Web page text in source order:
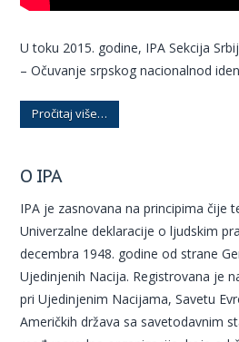
U toku 2015. godine, IPA Sekcija
– Očuvanje srpskog nacionalnod
Pročitaj više…
O IPA
IPA je zasnovana na principima čije
Univerzalne deklaracije o ljudskim
decembra 1948. godine od strane
Ujedinjenih Nacija. Registrovana je
pri Ujedinjenim Nacijama, Savetu
Američkih država sa savetodavnim